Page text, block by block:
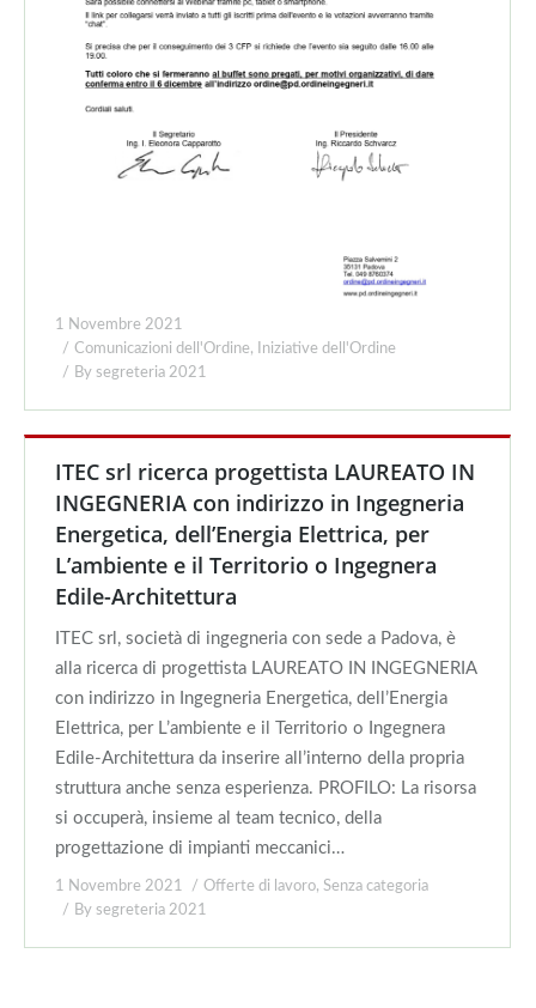
1 Novembre 2021
Comunicazioni dell'Ordine,
Iniziative dell'Ordine
By segreteria 2021
ITEC srl ricerca progettista LAUREATO IN
INGEGNERIA con indirizzo in Ingegneria
Energetica, dell’Energia Elettrica, per
L’ambiente e il Territorio o Ingegnera
Edile-Architettura
ITEC srl, società di ingegneria con sede a Padova, è
alla ricerca di progettista LAUREATO IN INGEGNERIA
con indirizzo in Ingegneria Energetica, dell’Energia
Elettrica, per L’ambiente e il Territorio o Ingegnera
Edile-Architettura da inserire all’interno della propria
struttura anche senza esperienza. PROFILO: La risorsa
si occuperà, insieme al team tecnico, della
progettazione di impianti meccanici…
1 Novembre 2021 Offerte di lavoro, Senza categoria
By segreteria 2021